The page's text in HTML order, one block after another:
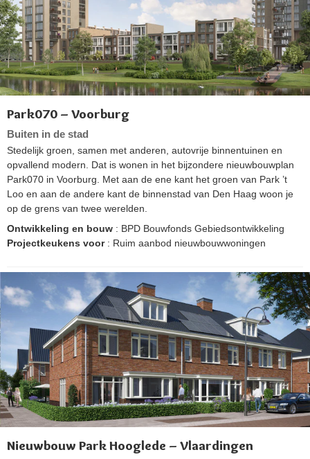
Park070 – Voorburg
Buiten in de stad
Stedelijk groen, samen met anderen, autovrije binnentuinen en
opvallend modern. Dat is wonen in het bijzondere nieuwbouwplan
Park070 in Voorburg. Met aan de ene kant het groen van Park ’t
Loo en aan de andere kant de binnenstad van Den Haag woon je
op de grens van twee werelden.
Ontwikkeling en bouw : BPD Bouwfonds Gebiedsontwikkeling
Projectkeukens voor: Ruim aanbod nieuwbouwwoningen
Nieuwbouw Park Hooglede – Vlaardingen